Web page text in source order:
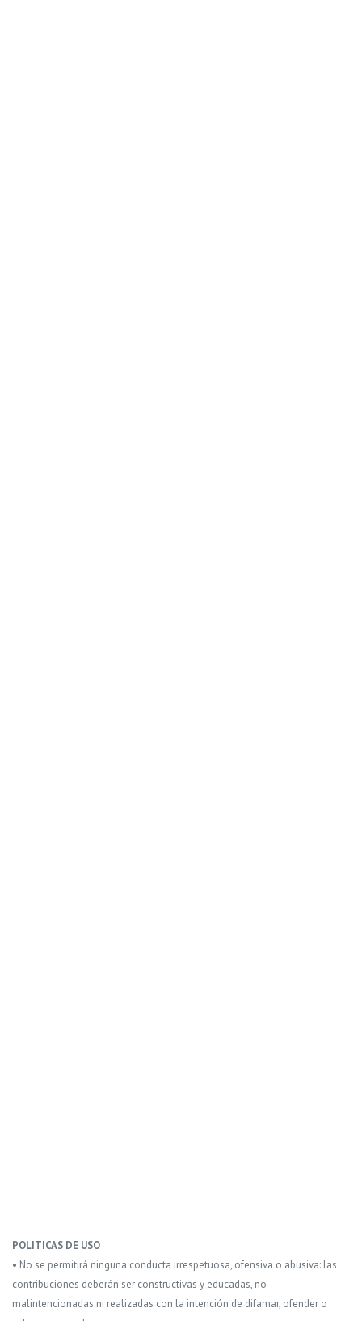
POLITICAS DE USO
• No se permitirá ninguna conducta irrespetuosa, ofensiva o abusiva: las
contribuciones deberán ser constructivas y educadas, no
malintencionadas ni realizadas con la intención de difamar, ofender o